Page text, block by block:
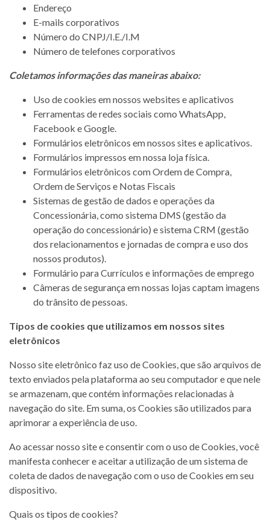
Endereço
E-mails corporativos
Número do CNPJ/I.E./I.M
Número de telefones corporativos
Coletamos informações das maneiras abaixo:
Uso de cookies em nossos websites e aplicativos
Ferramentas de redes sociais como WhatsApp,
Facebook e Google.
Formulários eletrônicos em nossos sites e aplicativos.
Formulários impressos em nossa loja física.
Formulários eletrônicos com Ordem de Compra,
Ordem de Serviços e Notas Fiscais
Sistemas de gestão de dados e operações da
Concessionária, como sistema DMS (gestão da
operação do concessionário) e sistema CRM (gestão
dos relacionamentos e jornadas de compra e uso dos
nossos produtos).
Formulário para Currículos e informações de emprego
Câmeras de segurança em nossas lojas captam imagens
do trânsito de pessoas.
Tipos de cookies que utilizamos em nossos sites
eletrônicos
Nosso site eletrônico faz uso de Cookies, que são arquivos de
texto enviados pela plataforma ao seu computador e que nele
se armazenam, que contém informações relacionadas à
navegação do site. Em suma, os Cookies são utilizados para
aprimorar a experiência de uso.
Ao acessar nosso site e consentir com o uso de Cookies, você
manifesta conhecer e aceitar a utilização de um sistema de
coleta de dados de navegação com o uso de Cookies em seu
dispositivo.
Quais os tipos de cookies?